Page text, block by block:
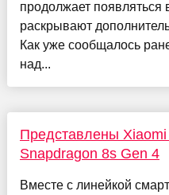
продолжает появляться
раскрывают
Как уже сообщалось
над...
Представлены
Snapdragon 8s Gen 4
Вместе с линейкой